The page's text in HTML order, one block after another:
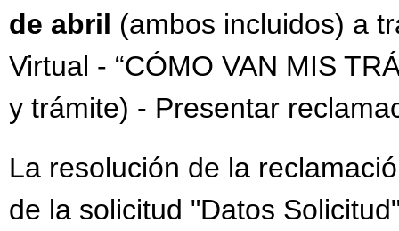
de abril (ambos incluidos) a
Virtual - “CÓMO VAN MIS
y trámite) - Presentar
La resolución de la
de la solicitud "Datos